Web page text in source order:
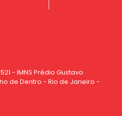
- IMNS Prédio Gustavo
de Dentro - Rio de Janeiro -